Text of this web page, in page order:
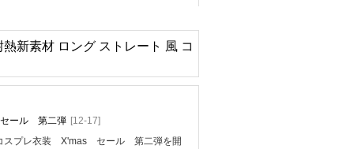
新素材 ロング ストレート 風 コ
セール 第二弾 [12-17]
スプレ衣装 X'mas セール 第二弾を開